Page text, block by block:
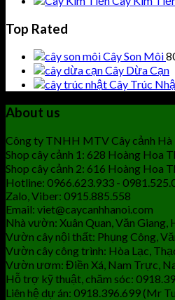
Top Rated
Cây Son Môi
Cây Dừa Cạn
Cây Trúc
About us
Công ty TNHH MTV Cây cảnh
Shop cây cảnh 1: 628 Hoàng Hoa
Shop cây cảnh 2: 616 Hoàng Hoa
Hotline: 0966.623.933 -
Zalo, Viber: 0915.885.558
Email: viet@caycanhhanoi.com
Nhà vườn: Xuân Quan, Văn Giang,
Vườn cây nội thất: Phụng Công,
Vườn cây công trình: Hòa Lạc,
Vườn ươm: Điền Xá, Nam Trực,
Hỗ trợ kỹ thuật, chăm sóc:
Liên hệ dự án: 0918.396.699 (Mr